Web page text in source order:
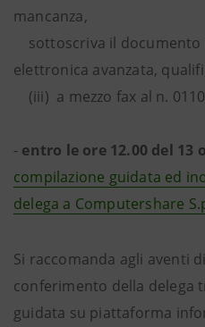
mancanza,
sottoscriva il
elettronica avanzata,
(iii) a mezzo fax al n.
- entro le ore 12.00 del 13
compilazione guidata ed
delega a Computershare
Si raccomanda agli aventi
conferimento della delega
guidata su piattaforma